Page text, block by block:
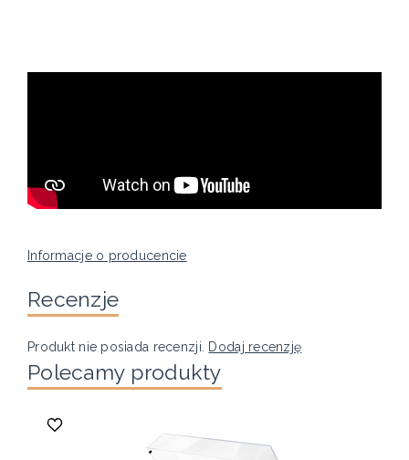
Informacje o producencie
Recenzje
Produkt nie posiada recenzji. Dodaj recenzję
Polecamy produkty